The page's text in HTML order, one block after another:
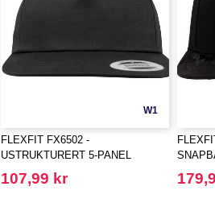
W1
FLEXFIT FX6502 -
USTRUKTURERT 5-PANEL
SNAPBACK
107,99 kr